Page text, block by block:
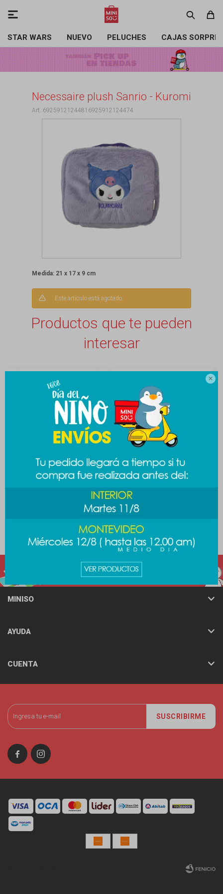

STAR WARS NUEVO PELUCHES CAJAS

Necessaire plush Sanrio - Kuromi
69259121244816925912124474
Medida: 21 x 17 x 9 cm
Este artículo está agotado.
Productos que te pueden
interesar
Necessaire PAC-MAN
divisiones
589
SUSCRIBIRME
 
MINISO
AYUDA
CUENTA